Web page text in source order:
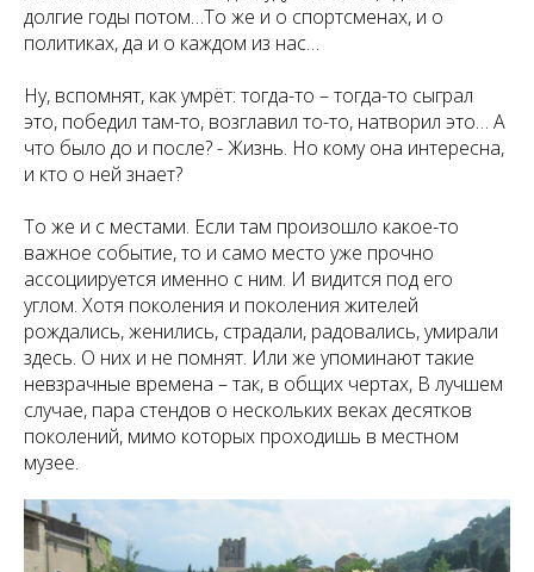
долгие годы потом…То же и о спортсменах, и о
политиках, да и о каждом из нас…
Ну, вспомнят, как умрёт: тогда-то – тогда-то сыграл
это, победил там-то, возглавил то-то, натворил это… А
что было до и после? - Жизнь. Но кому она интересна,
и кто о ней знает?
То же и с местами. Если там произошло какое-то
важное событие, то и само место уже прочно
ассоциируется именно с ним. И видится под его
углом. Хотя поколения и поколения жителей
рождались, женились, страдали, радовались, умирали
здесь. О них и не помнят. Или же упоминают такие
невзрачные времена – так, в общих чертах, В лучшем
случае, пара стендов о нескольких веках десятков
поколений, мимо которых проходишь в местном
музее.